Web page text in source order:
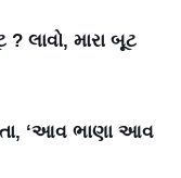
લાવો, મારા બૂટ
‘આવ ભાણા આવ